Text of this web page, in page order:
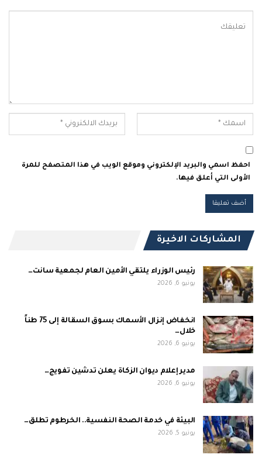
احفظ اسمي والبريد الإلكتروني وموقع الويب في هذا المتصفح للمرة
الأولى التي أعلق فيها.
المشاركات الاخيرة
رئيس الوزراء يلتقي الأمين العام لجمعية سانت…
يونيو 6, 2026
انخفاض إنزال الأسماك بسوق السقالة إلى 75 طناً
خلال…
يونيو 6, 2026
مدير إعلام ديوان الزكاة يعلن تدشين تفويج…
يونيو 6, 2026
البيئة في خدمة الصحة النفسية.. الخرطوم تطلق…
يونيو 5, 2026